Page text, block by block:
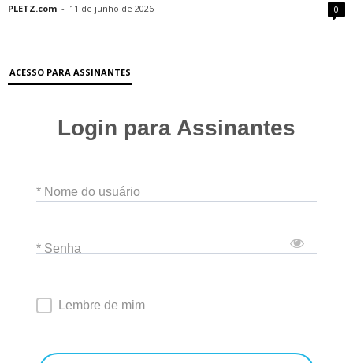
PLETZ.com - 11 de junho de 2026 0
ACESSO PARA ASSINANTES
Login para Assinantes
* Nome do usuário
* Senha
Lembre de mim